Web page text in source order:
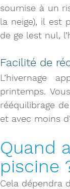
soumise à un
la neige), il est
de ge lest nul,
Facilité de
L’hivernage
printemps.
rééquilibrage
et avec moins
Quand
piscine
Cela dépendra